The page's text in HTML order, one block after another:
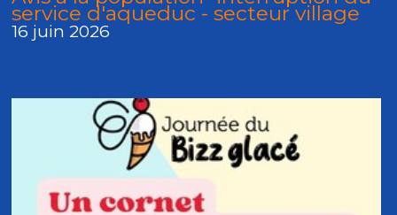
service d'aqueduc - secteur village
16 juin 2026